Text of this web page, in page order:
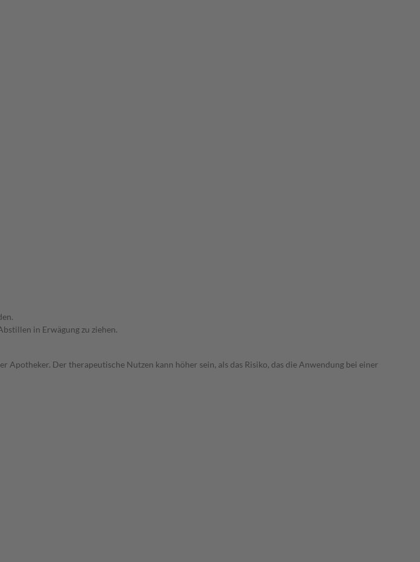
in Erwägung zu ziehen.
Der therapeutische Nutzen kann höher sein, als das Risiko, das die Anwendung bei einer